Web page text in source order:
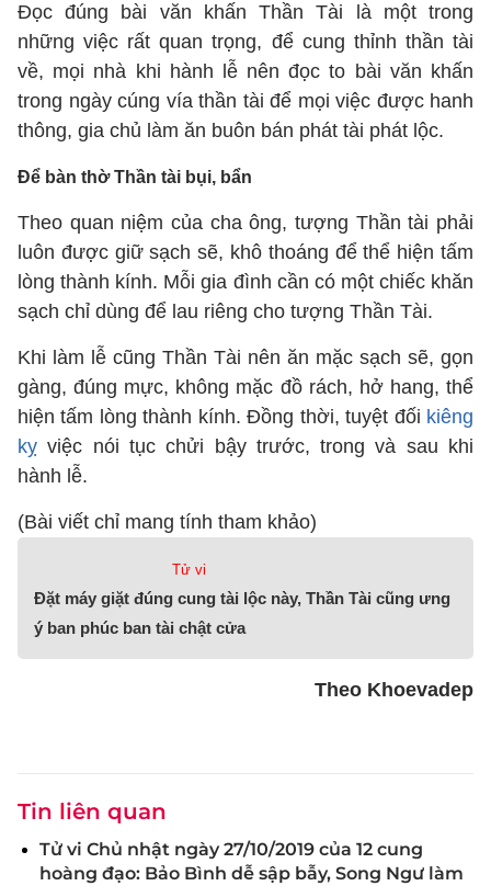
Đọc đúng bài văn khấn Thần Tài là một trong
những việc rất quan trọng, để cung thỉnh thần tài
về, mọi nhà khi hành lễ nên đọc to bài văn khấn
trong ngày cúng vía thần tài để mọi việc được hanh
thông, gia chủ làm ăn buôn bán phát tài phát lộc.
Để bàn thờ Thần tài bụi, bẩn
Theo quan niệm của cha ông, tượng Thần tài phải
luôn được giữ sạch sẽ, khô thoáng để thể hiện tấm
lòng thành kính. Mỗi gia đình cần có một chiếc khăn
sạch chỉ dùng để lau riêng cho tượng Thần Tài.
Khi làm lễ cũng Thần Tài nên ăn mặc sạch sẽ, gọn
gàng, đúng mực, không mặc đồ rách, hở hang, thể
hiện tấm lòng thành kính. Đồng thời, tuyệt đối kiêng
kỵ việc nói tục chửi bậy trước, trong và sau khi
hành lễ.
(Bài viết chỉ mang tính tham khảo)
Tử vi
Đặt máy giặt đúng cung tài lộc này, Thần Tài cũng ưng
ý ban phúc ban tài chật cửa
Theo Khoevadep
Tin liên quan
Tử vi Chủ nhật ngày 27/10/2019 của 12 cung
hoàng đạo: Bảo Bình dễ sập bẫy, Song Ngư làm